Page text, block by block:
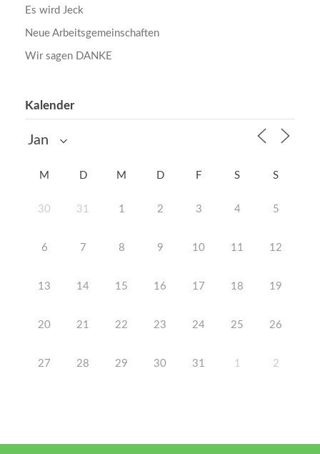
Es wird Jeck
Neue Arbeitsgemeinschaften
Wir sagen DANKE
Kalender
M D M D F S S
30 31 1 2 3 4 5
6 7 8 9 10 11 12
13 14 15 16 17 18 19
20 21 22 23 24 25 26
27 28 29 30 31 1 2